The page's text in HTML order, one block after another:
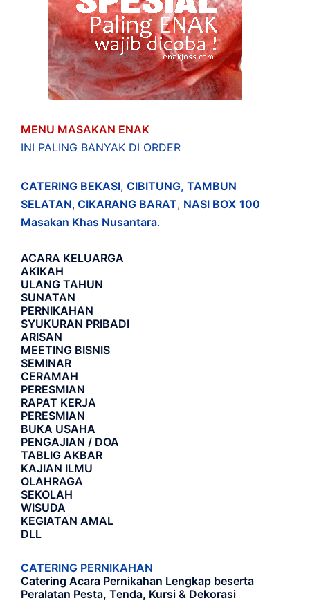
MENU MASAKAN ENAK
INI PALING BANYAK DI ORDER
CATERING BEKASI, CIBITUNG, TAMBUN
SELATAN, CIKARANG BARAT, NASI BOX 100
Masakan Khas Nusantara.
ACARA KELUARGA
AKIKAH
ULANG TAHUN
SUNATAN
PERNIKAHAN
SYUKURAN PRIBADI
ARISAN
MEETING BISNIS
SEMINAR
CERAMAH
PERESMIAN
RAPAT KERJA
PERESMIAN
BUKA USAHA
PENGAJIAN / DOA
TABLIG AKBAR
KAJIAN ILMU
OLAHRAGA
SEKOLAH
WISUDA
KEGIATAN AMAL
DLL
CATERING PERNIKAHAN
Catering Acara Pernikahan Lengkap beserta
Peralatan Pesta, Tenda, Kursi & Dekorasi